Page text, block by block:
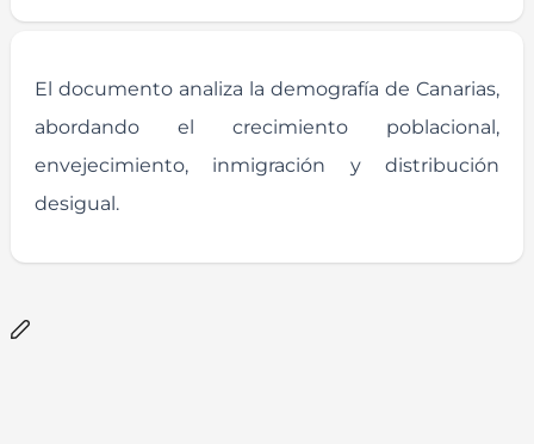
El documento analiza la demografía de Canarias,
abordando el crecimiento poblacional,
envejecimiento, inmigración y distribución
desigual.